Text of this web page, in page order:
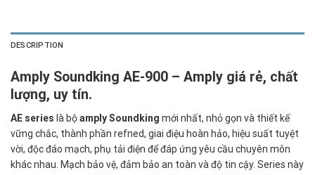
DESCRIPTION
Amply Soundking AE-900 – Amply giá rẻ, chất
lượng, uy tín.
AE series là bộamply Soundking mới nhất, nhỏ gọn và thiết kế
vững chắc, thành phần refned, giai điệu hoàn hảo, hiệu suất tuyệt
vời, độc đáo mạch, phụ tải điện để đáp ứng yêu cầu chuyên môn
khác nhau. Mạch bảo vệ, đảm bảo an toàn và độ tin cậy. Series này